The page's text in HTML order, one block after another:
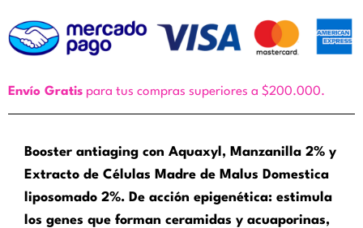
Envío Gratis para tus compras superiores a $200.000.
Booster antiaging con Aquaxyl, Manzanilla 2% y
Extracto de Células Madre de Malus Domestica
liposomado 2%. De acción epigenética: estimula
los genes que forman ceramidas y acuaporinas,